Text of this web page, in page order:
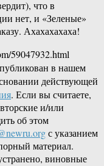
что в
нет, и «Зеленые»
Ахахахахаха!
59047932.html
в нашем
действующей
. Если вы считаете,
и/или
об этом
с указанием
материал.
виновные